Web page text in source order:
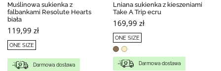
Muślinowa sukienka z
falbankami Resolute Hearts
biała
119,99 zł
ONE SIZE
Darmowa dostawa
Lniana sukienka z kieszeniami
Take A Trip ecru
169,99 zł
ONE SIZE
Darmowa dostawa